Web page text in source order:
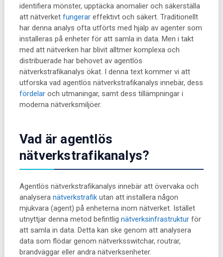
identifiera mönster, upptäcka anomalier och säkerställa
att nätverket fungerareffektivt och säkert. Traditionellt
har denna analys ofta utförts med hjälp av agenter som
installeras på enheter för att samla in data. Men i takt
med att nätverken har blivit alltmer komplexa och
distribuerade har behovet av agentlös
nätverkstrafikanalys ökat. I denna text kommer vi att
utforska vad agentlös nätverkstrafikanalys innebär, dess
fördelaroch utmaningar, samt dess tillämpningar i
moderna nätverksmiljöer.
Vad är agentlös
nätverkstrafikanalys?
Agentlös nätverkstrafikanalys innebär att övervaka och
analysera nätverkstrafikutan att installera någon
mjukvara (agent) på enheterna inom nätverket. Istället
utnyttjar denna metod befintlig nätverksinfrastrukturför
att samla in data. Detta kan ske genom att analysera
data som flödar genom nätverksswitchar, routrar,
brandväggar eller andra nätverksenheter.